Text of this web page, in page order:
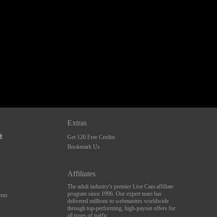
Extras
Get 120 Free Credits
Bookmark Us
Affiliates
The adult industry's premier Live Cam affiliate
program since 1996. Our expert team has
delivered millions to webmasters worldwide
through top-performing, high-payout offers for
all types of traffic.